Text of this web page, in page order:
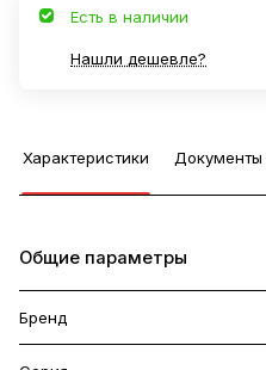
Есть в наличии
Нашли дешевле?
Характеристики Документы
Общие параметры
Бренд